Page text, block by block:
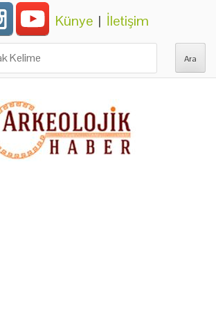
Künye | İletişim